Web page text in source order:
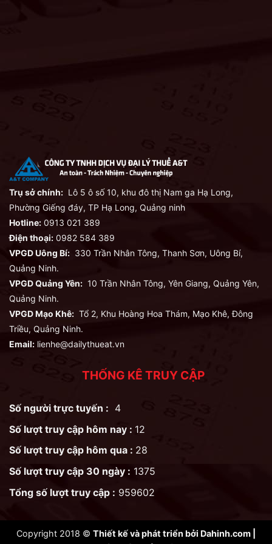
Trụ sở chính: Lô 5 ô số 10, khu đô thị Nam ga Hạ Long,
Phường Giếng đáy, TP Hạ Long, Quảng ninh
Hotline: 0913 021 389
Điện thoại: 0982 584 389
VPGD Uông Bí: 330 Trần Nhân Tông, Thanh Sơn, Uông Bí,
Quảng Ninh.
VPGD Quảng Yên: 10 Trần Nhân Tông, Yên Giang, Quảng Yên,
Quảng Ninh.
VPGD Mạo Khê: Tổ 2, Khu Hoàng Hoa Thám, Mạo Khê, Đông
Triều, Quảng Ninh.
Email: lienhe@dailythueat.vn
THỐNG KÊ TRUY CẬP
Số người trực tuyến : 4
Số lượt truy cập hôm nay : 12
Số lượt truy cập hôm qua : 28
Số lượt truy cập 30 ngày : 1375
Tổng số lượt truy cập : 959602
Copyright 2018 © Thiết kế và phát triển bởi Dahinh.com